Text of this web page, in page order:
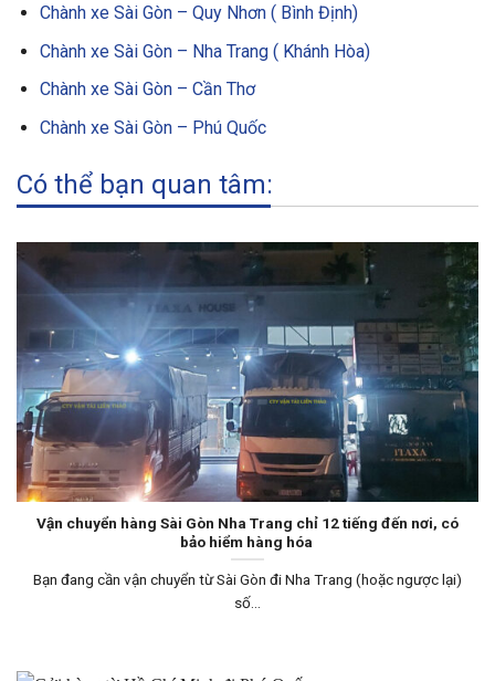
Chành xe Sài Gòn – Quy Nhơn ( Bình Định)
Chành xe Sài Gòn – Nha Trang ( Khánh Hòa)
Chành xe Sài Gòn – Cần Thơ
Chành xe Sài Gòn – Phú Quốc
Có thể bạn quan tâm:
Vận chuyển hàng Sài Gòn Nha Trang chỉ 12 tiếng đến nơi, có
bảo hiểm hàng hóa
Bạn đang cần vận chuyển từ Sài Gòn đi Nha Trang (hoặc ngược lại)
số...